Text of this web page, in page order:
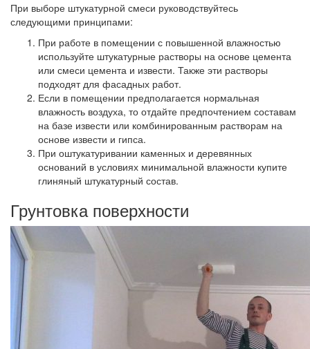
При выборе штукатурной смеси руководствуйтесь
следующими принципами:
При работе в помещении с повышенной влажностью
используйте штукатурные растворы на основе цемента
или смеси цемента и извести. Также эти растворы
подходят для фасадных работ.
Если в помещении предполагается нормальная
влажность воздуха, то отдайте предпочтением составам
на базе извести или комбинированным растворам на
основе извести и гипса.
При оштукатуривании каменных и деревянных
оснований в условиях минимальной влажности купите
глиняный штукатурный состав.
Грунтовка поверхности